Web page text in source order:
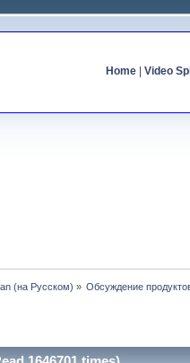
Home| Video
(на Русском) » Обсуждение